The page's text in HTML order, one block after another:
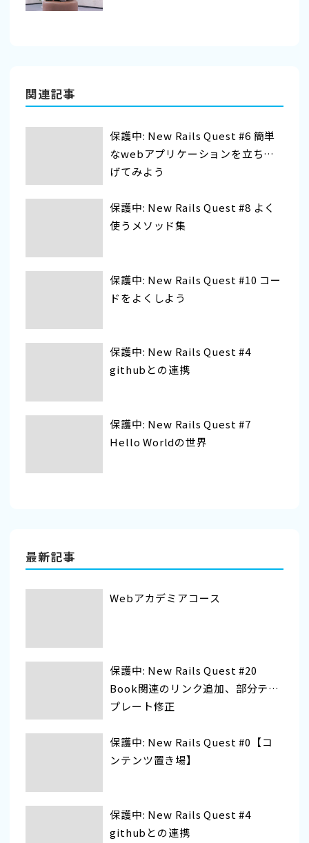
関連記事
保護中: New Rails Quest #6 簡単
なwebアプリケーションを立ち上
げてみよう
保護中: New Rails Quest #8 よく
使うメソッド集
保護中: New Rails Quest #10 コー
ドをよくしよう
保護中: New Rails Quest #4
githubとの連携
保護中: New Rails Quest #7
Hello Worldの世界
最新記事
Webアカデミアコース
保護中: New Rails Quest #20
Book関連のリンク追加、部分テン
プレート修正
保護中: New Rails Quest #0【コ
ンテンツ置き場】
保護中: New Rails Quest #4
githubとの連携